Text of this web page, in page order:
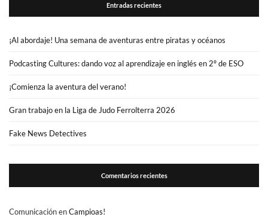
Entradas recientes
¡Al abordaje! Una semana de aventuras entre piratas y océanos
Podcasting Cultures: dando voz al aprendizaje en inglés en 2º de ESO
¡Comienza la aventura del verano!
Gran trabajo en la Liga de Judo Ferrolterra 2026
Fake News Detectives
Comentarios recientes
ComunicaciónenCampioas!